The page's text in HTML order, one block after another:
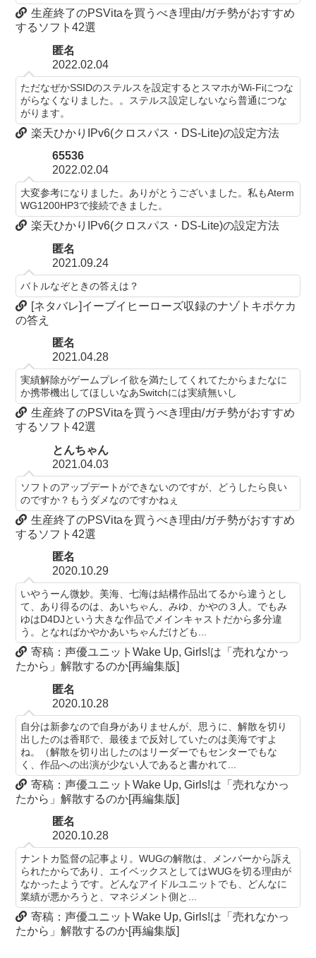
生産終了のPSVitaを買うべき理由/ガチ勢がおすすめ
するソフト42選
匿名
2022.02.04
ただなぜかSSIDのステルスを設定するとスマホがWi-Fiにつな
がらなくなりました。。ステルス設定しないなら普通につな
がります。
楽天ひかりIPv6(クロスパス・DS-Lite)の設定方法
65536
2022.02.04
大変参考になりました。ありがとうございました。私もAterm
WG1200HP3で接続できました。
楽天ひかりIPv6(クロスパス・DS-Lite)の設定方法
匿名
2021.09.24
バトルなぞときの答えは？
[ネタバレ]イーブイヒーローズ収録のナゾトキポケカ
の答え
匿名
2021.04.28
実績解除がゲームプレイ欲を満たしてくれてたからまたなに
か携帯機出してほしいなあSwitchには実績無いし
生産終了のPSVitaを買うべき理由/ガチ勢がおすすめ
するソフト42選
とんちゃん
2021.04.03
ソフトのアップデートができないのですが、どうしたら良い
のですか？もうダメなのですかねぇ
生産終了のPSVitaを買うべき理由/ガチ勢がおすすめ
するソフト42選
匿名
2020.10.29
いやうーん微妙。美海、七海は結構作品出てるから違うとし
て、あり得るのは、あいちゃん、みゆ、かやの３人。でもみ
ゆはD4DJという大きな作品でメインキャストだから多分違
う。となればかやかあいちゃんだけども...
寄稿：声優ユニットWake Up, Girls!は「売れなかっ
たから」解散するのか[再編集版]
匿名
2020.10.28
自分は新参なので自身がありませんが、思うに、解散を切り
出したのは香耶で、最後まで反対していたのは美海ですよ
ね。（解散を切り出したのはリーダーでもセンターでもな
く、作品への出演が少ない人であると書かれて...
寄稿：声優ユニットWake Up, Girls!は「売れなかっ
たから」解散するのか[再編集版]
匿名
2020.10.28
ナントカ監督の記事より。WUGの解散は、メンバーから訴え
られたからであり、エイベックスとしてはWUGを切る理由が
なかったようです。どんなアイドルユニットでも、どんなに
業績が悪かろうと、マネジメント側と...
寄稿：声優ユニットWake Up, Girls!は「売れなかっ
たから」解散するのか[再編集版]